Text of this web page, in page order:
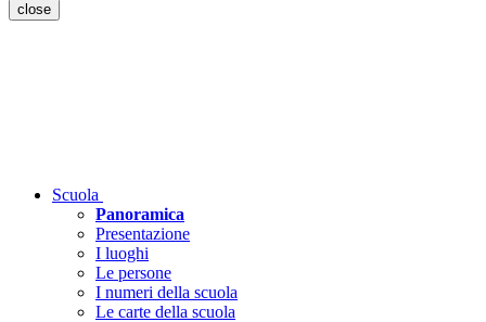
close
Scuola
Panoramica
Presentazione
I luoghi
Le persone
I numeri della scuola
Le carte della scuola